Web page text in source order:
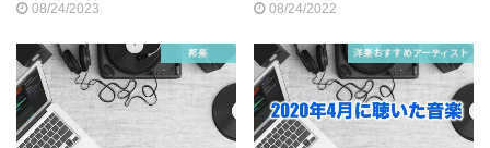
08/24/2023 08/24/2022
邦楽 洋楽おすすめアーティスト